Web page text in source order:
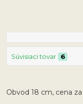
Súvisiaci tovar 6
Obvod 18 cm, cena za